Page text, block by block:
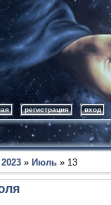
регистрация вход
2023 » Июль » 13